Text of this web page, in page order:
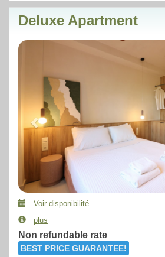
Deluxe Apartment
Voir disponibilité
plus
Non refundable rate
BEST PRICE GUARANTEE!